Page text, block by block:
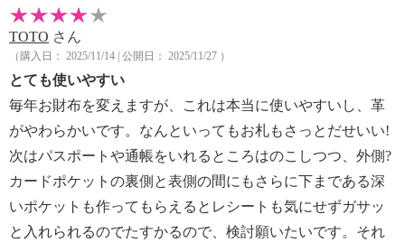
TOTO さん
（購入日： 2025/11/14 | 公開日： 2025/11/27 ）
とても使いやすい
毎年お財布を変えますが、これは本当に使いやすいし、革
がやわらかいです。なんといってもお札もさっとだせいい!
次はパスポートや通帳をいれるところはのこしつつ、外側?
カードポケットの裏側と表側の間にもさらに下まである深
いポケットも作ってもらえるとレシートも気にせずガサッ
と入れられるのでたすかるので、検討願いたいです。それ